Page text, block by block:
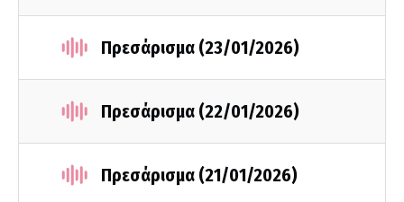
Πρεσάρισμα (23/01/2026)
Πρεσάρισμα (22/01/2026)
Πρεσάρισμα (21/01/2026)